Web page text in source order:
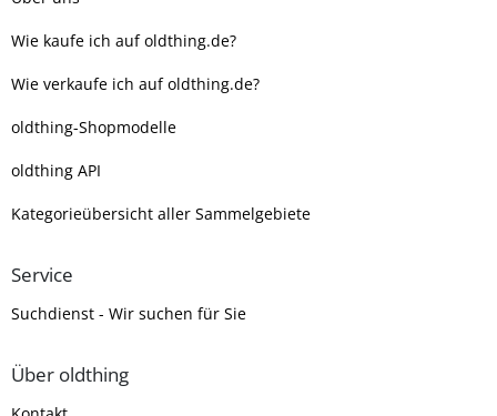
Wie kaufe ich auf oldthing.de?
Wie verkaufe ich auf oldthing.de?
oldthing-Shopmodelle
oldthing API
Kategorieübersicht aller Sammelgebiete
Service
Suchdienst - Wir suchen für Sie
Über oldthing